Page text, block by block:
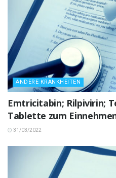
ANDERE KRANKHEITEN
Emtricitabin; Rilpivirin;
Tablette zum
31/03/2022